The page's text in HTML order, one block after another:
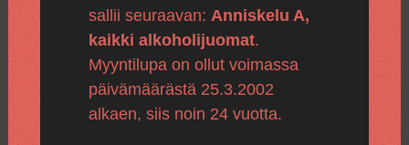
sallii seuraavan: Anniskelu A,
kaikki alkoholijuomat.
Myyntilupa on ollut voimassa
päivämäärästä 25.3.2002
alkaen, siis noin 24 vuotta.